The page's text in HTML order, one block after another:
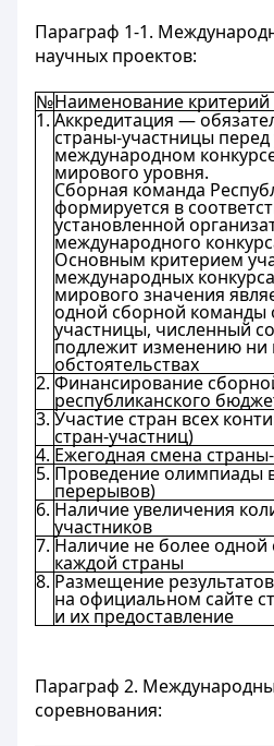
Параграф 1-1.
научных проектов:
№Наименование критерий
1. Аккредитация —
страны-участницы перед
международном
мирового уровня.
Сборная команда
формируется в
установленной
международного
Основным критерием
международных
мирового значения
одной сборной команды
участницы, численный
подлежит изменению ни
обстоятельствах
2. Финансирование
республиканского
3. Участие стран всех
стран-участниц)
4. Ежегодная смена
5. Проведение олимпиады
перерывов)
6. Наличие увеличения
участников
7. Наличие не более
каждой страны
8. Размещение
на официальном сайте
и их предоставление
Параграф 2.
соревнования: